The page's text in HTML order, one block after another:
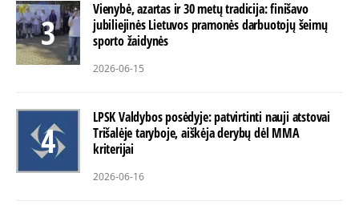
Vienybė, azartas ir 30 metų tradicija: finišavo
jubiliejinės Lietuvos pramonės darbuotojų šeimų
sporto žaidynės
2026-06-15
LPSK Valdybos posėdyje: patvirtinti nauji atstovai
Trišalėje taryboje, aiškėja derybų dėl MMA
kriterijai
2026-06-16